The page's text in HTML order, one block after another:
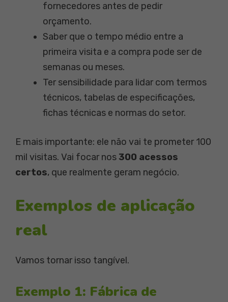
fornecedores antes de pedir
orçamento.
Saber que o tempo médio entre a
primeira visita e a compra pode ser de
semanas ou meses.
Ter sensibilidade para lidar com termos
técnicos, tabelas de especificações,
fichas técnicas e normas do setor.
E mais importante: ele não vai te prometer 100
mil visitas. Vai focar nos 300 acessos
certos, que realmente geram negócio.
Exemplos de aplicação
real
Vamos tornar isso tangível.
Exemplo 1: Fábrica de